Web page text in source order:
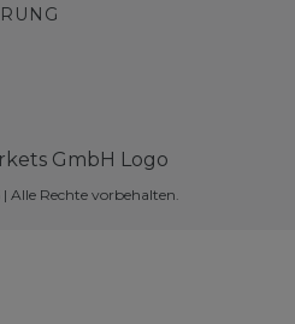
Rechte vorbehalten.